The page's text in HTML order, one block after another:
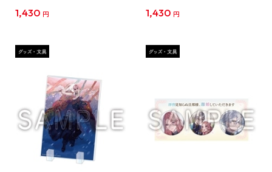
1,430 円 1,430 円